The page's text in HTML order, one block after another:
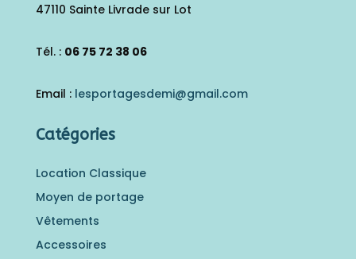
47110 Sainte Livrade sur Lot
Tél. : 06 75 72 38 06
Email : lesportagesdemi@gmail.com
Catégories
Location Classique
Moyen de portage
Vêtements
Accessoires